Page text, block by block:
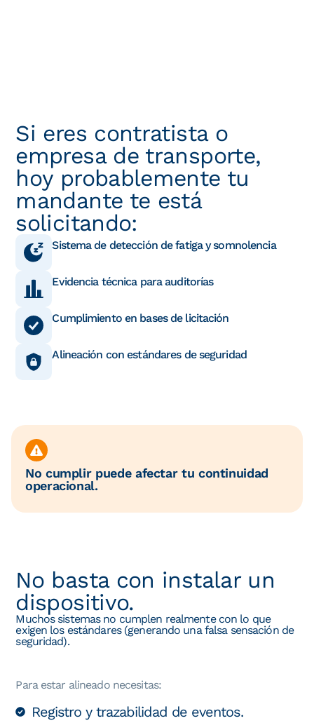
Si eres contratista o
empresa de transporte,
hoy probablemente tu
mandante te está
solicitando:
Sistema de detección de fatiga y somnolencia
Evidencia técnica para auditorías
Cumplimiento en bases de licitación
Alineación con estándares de seguridad
No cumplir puede afectar tu continuidad
operacional.
No basta con instalar un
dispositivo.
Muchos sistemas no cumplen realmente con lo que
exigen los estándares (generando una falsa sensación de
seguridad).
Para estar alineado necesitas:
Registro y trazabilidad de eventos.